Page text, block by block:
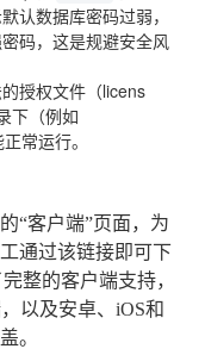
认数据库密码过弱，
码，这是规避安全风
授权文件（licens
下（例如
常运行。
“客户端”页面，为
通过该链接即可下
整的客户端支持，
以及安卓、iOS和
。